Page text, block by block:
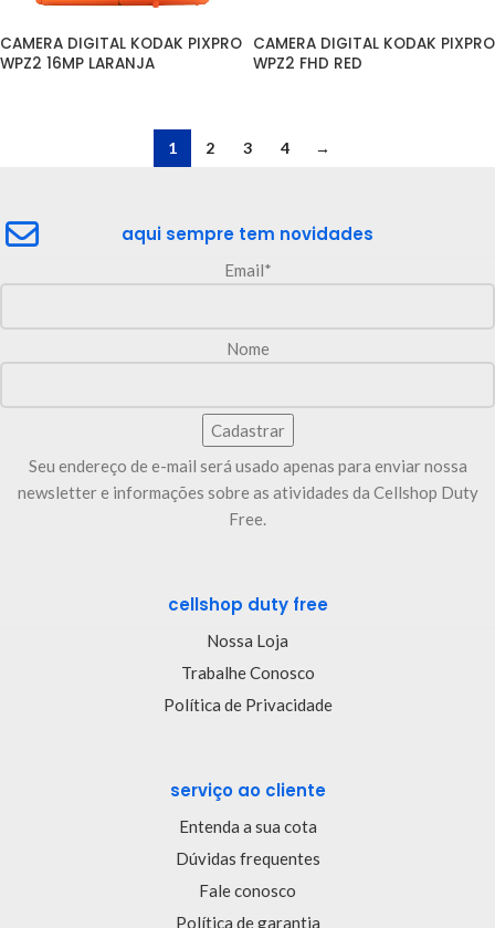
CAMERA DIGITAL KODAK PIXPRO
WPZ2 16MP LARANJA
CAMERA DIGITAL KODAK PIXPRO
WPZ2 FHD RED
1 2 3 4 →
aqui sempre tem novidades
Email*
Nome
Seu endereço de e-mail será usado apenas para enviar nossa
newsletter e informações sobre as atividades da Cellshop Duty
Free.
cellshop duty free
Nossa Loja
Trabalhe Conosco
Política de Privacidade
serviço ao cliente
Entenda a sua cota
Dúvidas frequentes
Fale conosco
Política de garantia